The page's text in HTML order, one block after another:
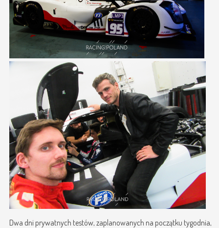
Dwa dni prywatnych testów, zaplanowanych na początku tygodnia,